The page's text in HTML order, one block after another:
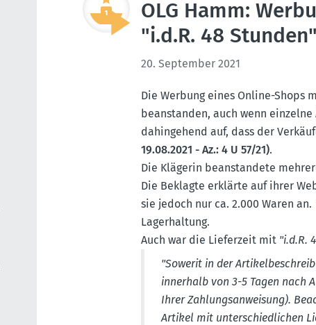
OLG Hamm:
"i.d.R. 48
20. September 2021
Die Werbung eines Online-Shops
beanstanden, auch wenn
dahin­gehend auf, dass der
19.08.2021 - Az.: 4 U 57/21).
Die Klägerin beanstandete
Die Beklagte erklärte auf ihrer
sie jedoch nur ca. 2.000 Waren
Lager­haltung.
Auch war die Lieferzeit mit "i.d.R.
"Sowerit in der
innerhalb von 3-5 Tagen nach
Ihrer Zahlungs­an­weisung).
Artikel mit unter­schied­lichen